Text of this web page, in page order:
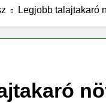
Legjobb talajtakaró